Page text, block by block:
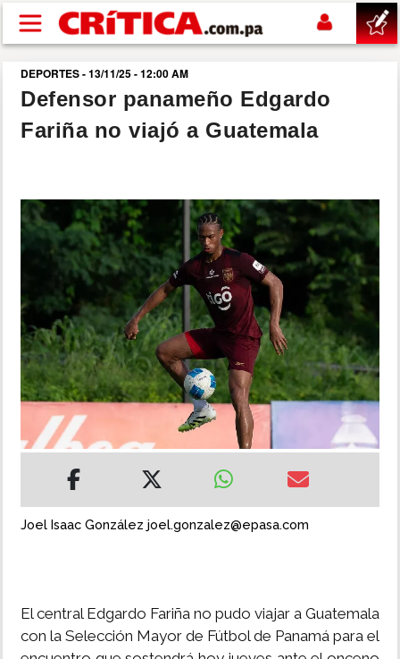
Pasar al contenido principal
buscar
SUCESOS
POLÍTICA
DEPORTES
MUNDO
INSÓLITAS
MULTIMEDIA
DEPORTES - 13/11/25 - 12:00 AM
Defensor panameño Edgardo
Fariña no viajó a Guatemala
Joel Isaac González joel.gonzalez@epasa.com
El central Edgardo Fariña no pudo viajar a Guatemala
con la Selección Mayor de Fútbol de Panamá para el